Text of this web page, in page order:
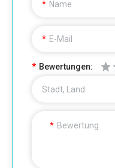
Name
E-Mail
Bewertungen:
Stadt, Land
Bewertung